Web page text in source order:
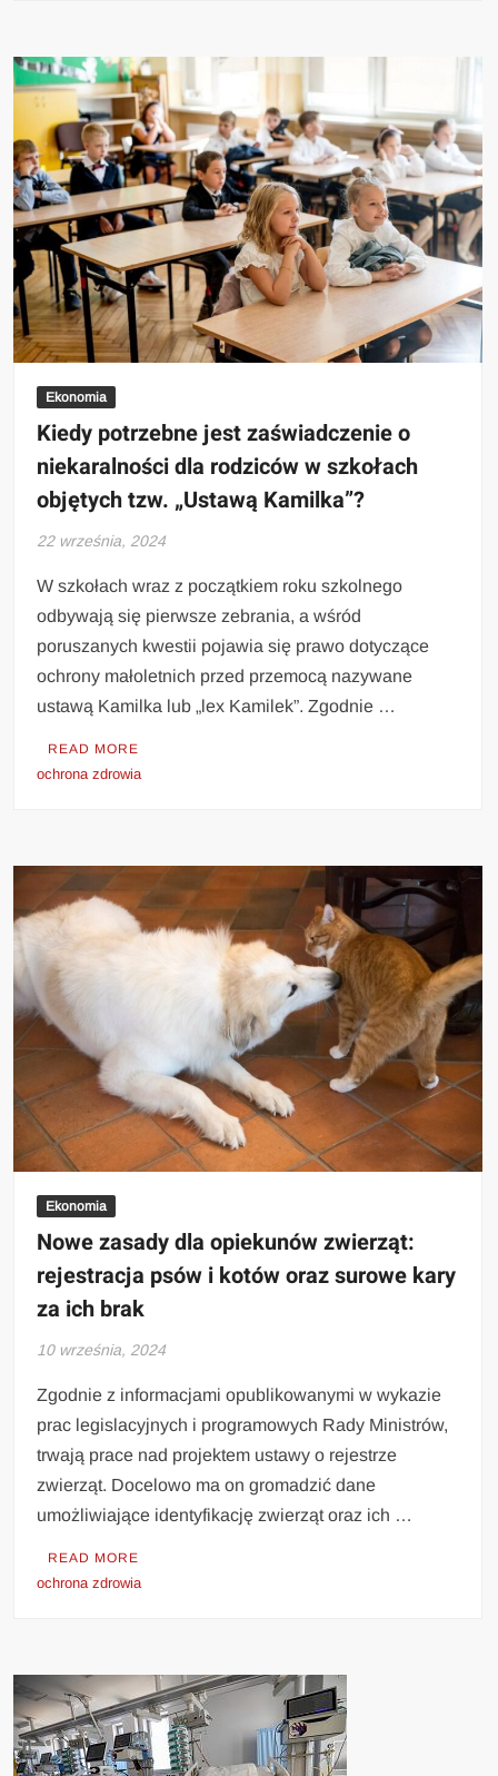
Ekonomia
Kiedy potrzebne jest zaświadczenie o
niekaralności dla rodziców w szkołach
objętych tzw. „Ustawą Kamilka”?
22 września, 2024
W szkołach wraz z początkiem roku szkolnego
odbywają się pierwsze zebrania, a wśród
poruszanych kwestii pojawia się prawo dotyczące
ochrony małoletnich przed przemocą nazywane
ustawą Kamilka lub „lex Kamilek”. Zgodnie …
READ MORE
ochrona zdrowia
Ekonomia
Nowe zasady dla opiekunów zwierząt:
rejestracja psów i kotów oraz surowe kary
za ich brak
10 września, 2024
Zgodnie z informacjami opublikowanymi w wykazie
prac legislacyjnych i programowych Rady Ministrów,
trwają prace nad projektem ustawy o rejestrze
zwierząt. Docelowo ma on gromadzić dane
umożliwiające identyfikację zwierząt oraz ich …
READ MORE
ochrona zdrowia